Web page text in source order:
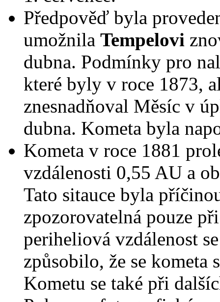
Předpověď byla
umožnila Tempelovi
dubna. Podmínky pro
které byly v roce 1873,
znesnadňoval Měsíc v
dubna. Kometa byla
Kometa v roce 1881
vzdálenosti 0,55 AU a
Tato sitauce byla
zpozorovatelná pouze
periheliová vzdálenost
způsobilo, že se kometa
Kometu se také při